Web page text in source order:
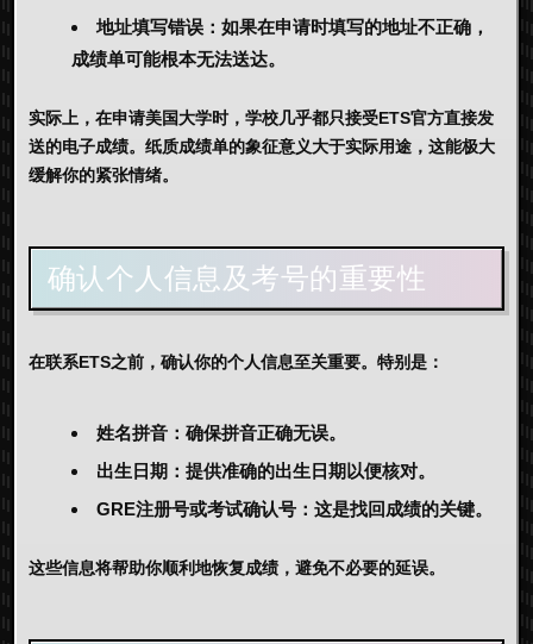
地址填写错误：如果在申请时填写的地址不正确，
成绩单可能根本无法送达。
实际上，在申请美国大学时，学校几乎都只接受ETS官方直接发
送的电子成绩。纸质成绩单的象征意义大于实际用途，这能极大
缓解你的紧张情绪。
确认个人信息及考号的重要性
在联系ETS之前，确认你的个人信息至关重要。特别是：
姓名拼音：确保拼音正确无误。
出生日期：提供准确的出生日期以便核对。
GRE注册号或考试确认号：这是找回成绩的关键。
这些信息将帮助你顺利地恢复成绩，避免不必要的延误。